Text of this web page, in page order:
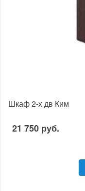
Шкаф 2-х дв Ким
21 750 руб.